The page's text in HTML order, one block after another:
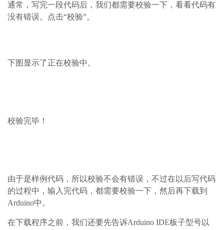
通常，写完一段代码后，我们都需要校验一下，看看代码有
没有错误。点击“校验”。
下图显示了正在校验中。
校验完毕！
由于是样例代码，所以校验不会有错误，不过在以后写代码
的过程中，输入完代码，都需要校验一下，然后再下载到
Arduino中。
在下载程序之前，我们还要先告诉Arduino IDE板子型号以